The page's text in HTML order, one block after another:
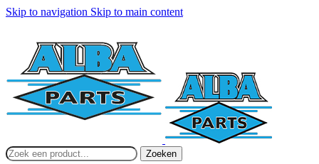
Skip to navigation Skip to main content
Zoeken